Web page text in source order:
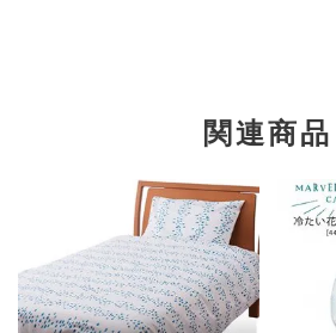
関連商品